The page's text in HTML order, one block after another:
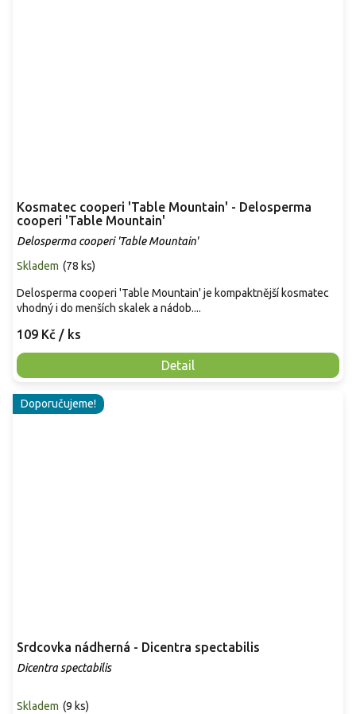
Kosmatec cooperi 'Table Mountain' - Delosperma
cooperi 'Table Mountain'
Delosperma cooperi 'Table Mountain'
Skladem (78 ks)
109 Kč / ks
Detail
Delosperma cooperi 'Table Mountain' je kompaktnější kosmatec
vhodný i do menších skalek a nádob....
Doporučujeme!
Srdcovka nádherná - Dicentra spectabilis
Dicentra spectabilis
Skladem (9 ks)